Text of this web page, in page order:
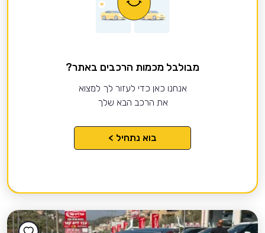
מבולבל מכמות הרכבים באתר?
אנחנו כאן כדי לעזור לך למצוא
את הרכב הבא שלך
בוא נתחיל >